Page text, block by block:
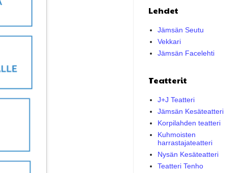
Lehdet
Jämsän Seutu
Vekkari
Jämsän Facelehti
Teatterit
J+J Teatteri
Jämsän Kesäteatteri
Korpilahden teatteri
Kuhmoisten
harrastajateatteri
Nysän Kesäteatteri
Teatteri Tenho